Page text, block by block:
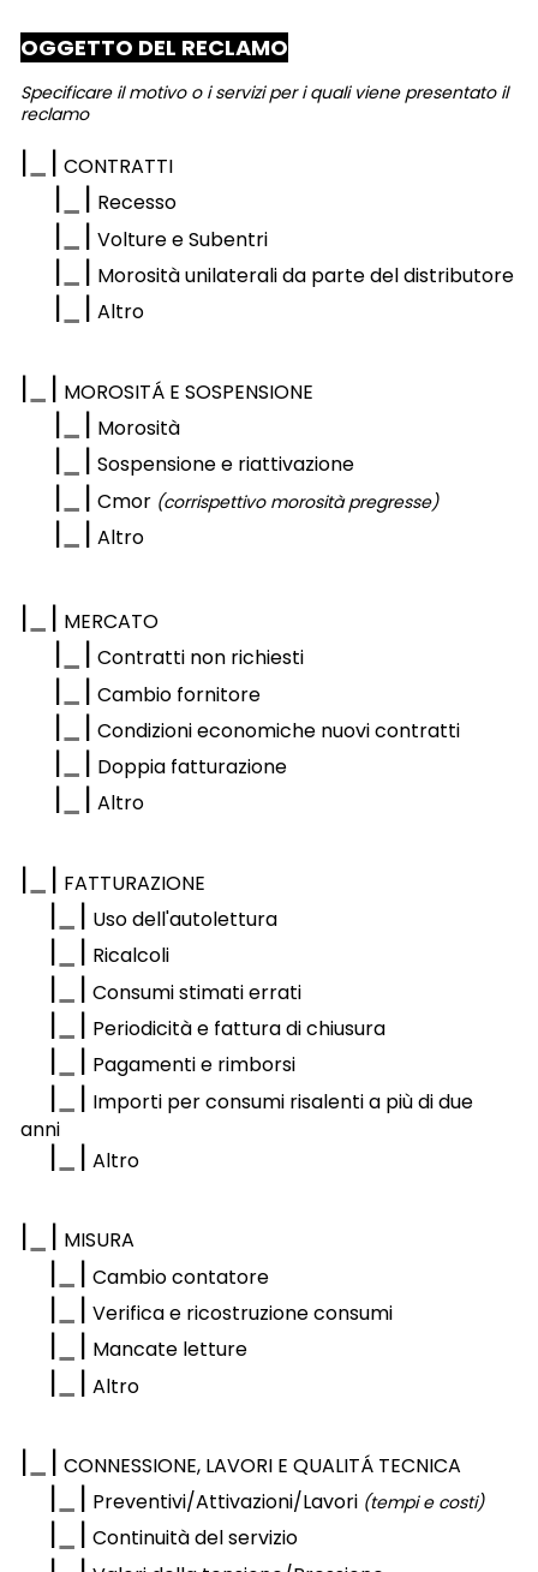
OGGETTO DEL RECLAMO
Specificare il motivo o i servizi per i quali viene presentato il
reclamo
| | CONTRATTI
| | Recesso
| | Volture e Subentri
| | Morosità unilaterali da parte del distributore
| | Altro
| | MOROSITÁ E SOSPENSIONE
| | Morosità
| | Sospensione e riattivazione
| | Cmor(corrispettivo morosità pregresse)
| | Altro
| | MERCATO
| | Contratti non richiesti
| | Cambio fornitore
| | Condizioni economiche nuovi contratti
| | Doppia fatturazione
| | Altro
| | FATTURAZIONE
| | Uso dell'autolettura
| | Ricalcoli
| | Consumi stimati errati
| | Periodicità e fattura di chiusura
| | Pagamenti e rimborsi
| | Importi per consumi risalenti a più di due
anni
| | Altro
| | MISURA
| | Cambio contatore
| | Verifica e ricostruzione consumi
| | Mancate letture
| | Altro
| | CONNESSIONE, LAVORI E QUALITÁ TECNICA
| | Preventivi/Attivazioni/Lavori (tempi e costi)
| | Continuità del servizio